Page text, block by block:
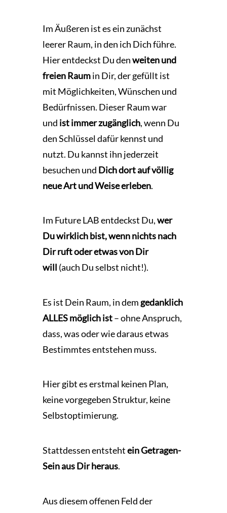
Im Äußeren ist es ein zunächst
leerer Raum, in den ich Dich führe.
Hier entdeckst Du denweiten und
freien Raumin Dir, der gefüllt ist
mit Möglichkeiten, Wünschen und
Bedürfnissen. Dieser Raum war
und ist immer zugänglich, wenn Du
den Schlüssel dafür kennst und
nutzt. Du kannst ihn jederzeit
besuchen und Dich dort auf völlig
neue Art und Weise erleben.
Im Future LAB entdeckst Du,wer
Du wirklich bist, wenn nichts nach
Dir ruft oder etwas von Dir
will (auch Du selbst nicht!).
Es ist Dein Raum, in dem gedanklich
ALLES möglich ist– ohne Anspruch,
dass, was oder wie daraus etwas
Bestimmtes entstehen muss.
Hier gibt es erstmal keinen Plan,
keine vorgegeben Struktur, keine
Selbstoptimierung.
Stattdessen entstehtein Getragen-
Sein aus Dir heraus.
Aus diesem offenen Feld der